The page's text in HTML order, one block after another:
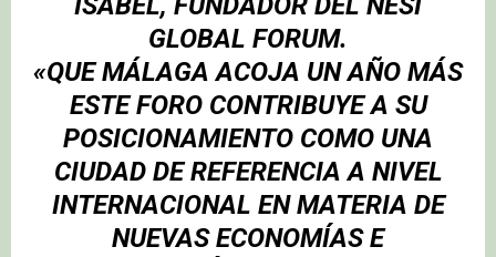
GLOBAL FORUM.
«QUE MÁLAGA ACOJA UN AÑO MÁS
ESTE FORO CONTRIBUYE A SU
POSICIONAMIENTO COMO UNA
CIUDAD DE REFERENCIA A NIVEL
INTERNACIONAL EN MATERIA DE
NUEVAS ECONOMÍAS E